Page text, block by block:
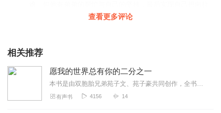
的学校梦。这本书真的很不错，而且舍琳格播的也很不错。
你是我的小绵羊呀
查看更多评论
相关推荐
愿我的世界总有你的二分之一
本书是由双胞胎兄弟苑子文、苑子豪共同创作，全书讲述的是共同考上北大的兄弟俩高中的奋斗史、成长中的趣事、家庭中温暖的亲情、更多是成长过程中血浓于水的兄弟情。在这...
有声书 4156 14